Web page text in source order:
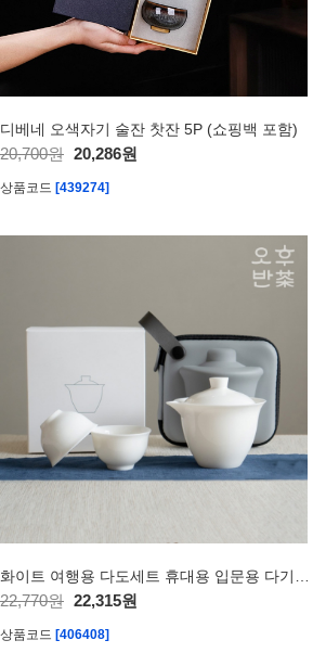
디베네 오색자기 술잔 찻잔 5P (쇼핑백 포함)
20,700원 20,286원
상품코드 [439274]
22,770원 22,315원
상품코드 [406408]